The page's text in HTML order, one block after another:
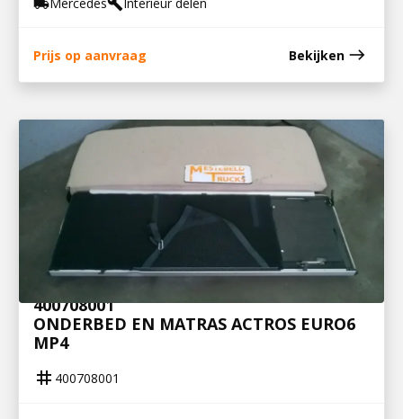
Prijs op aanvraag Bekijken east
400708001
ONDERBED EN MATRAS ACTROS EURO6
MP4
tag 400708001